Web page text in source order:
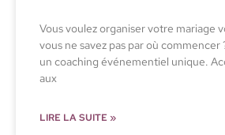
Vous voulez organiser votre mariage
vous ne savez pas par où commencer
un coaching événementiel unique.
aux
LIRE LA SUITE »